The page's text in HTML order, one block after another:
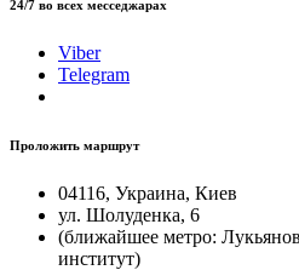
24/7 во всех месседжарах
Viber
Telegram
Проложить маршрут
04116, Украина, Киев
ул. Шолуденка, 6
(ближайшее метро:
институт)